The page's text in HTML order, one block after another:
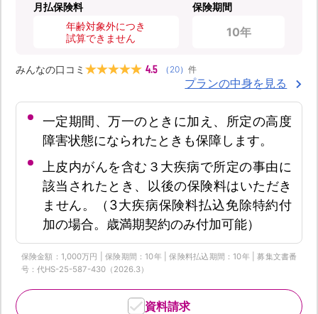
月払保険料
年齢対象外につき
試算できません
保険期間
10年
みんなの口コミ 4.5 （ 20） 件
プランの中身を見る
一定期間、万一のときに加え、所定の高度
障害状態になられたときも保障します。
上皮内がんを含む３大疾病で所定の事由に
該当されたとき、以後の保険料はいただき
ません。（3大疾病保険料払込免除特約付
加の場合。歳満期契約のみ付加可能）
保険金額：1,000万円 | 保険期間：10年 | 保険料払込期間：10年 | 募集文書番
号：代HS-25-587-430（2026.3）
資料請求